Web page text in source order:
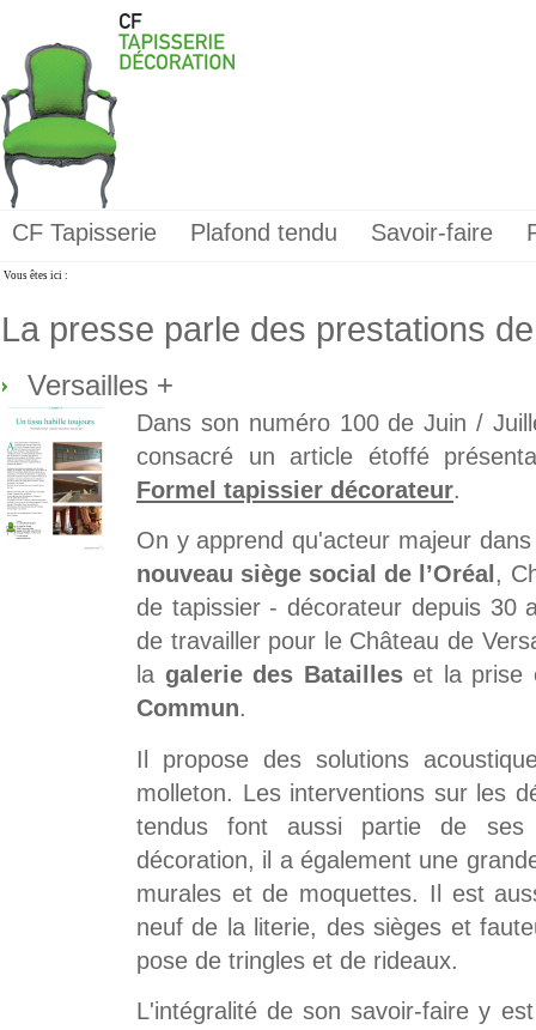
CF Tapisserie Plafond tendu Savoir-faire
Vous êtes ici :
La presse parle des prestations
Versailles +
Dans son numéro 100 de Juin /
consacré un article étoffé
Formel tapissier décorateur.
On y apprend qu'acteur majeur dans
nouveau siège social de l’Oréal ,
de tapissier - décorateur depuis 30
de travailler pour le Château de
la galerie des Batailleset la prise
Commun.
Il propose des solutions
molleton. Les interventions sur les
tendus font aussi partie de ses
décoration, il a également une
murales et de moquettes. Il est
neuf de la literie, des sièges et
pose de tringles et de rideaux.
L'intégralité de son savoir-faire y